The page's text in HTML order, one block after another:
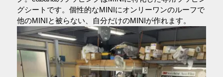
グシートです。個性的なMINIにオンリーワンのルーフで
他のMINIと被らない、自分だけのMINIが作れます。